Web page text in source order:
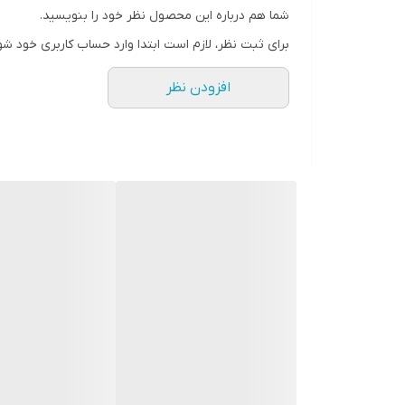
شما هم درباره این محصول نظر خود را بنویسید.
برای ثبت نظر، لازم است ابتدا وارد حساب کاربری خود
افزودن نظر